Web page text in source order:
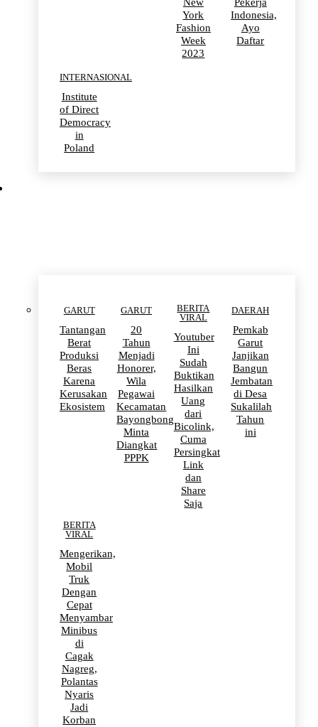
New
York
Fashion
Week
2023
Pekerja
Indonesia,
Ayo
Daftar
INTERNASIONAL
Institute
of Direct
Democracy
in
Poland
GARUT
Tantangan
Berat
Produksi
Beras
Karena
Kerusakan
Ekosistem
GARUT
20
Tahun
Menjadi
Honorer,
Wila
Pegawai
Kecamatan
Bayongbong
Minta
Diangkat
PPPK
BERITA
VIRAL
Youtuber
Ini
Sudah
Buktikan
Hasilkan
Uang
dari
Bicolink,
Cuma
Persingkat
Link
dan
Share
Saja
DAERAH
Pemkab
Garut
Janjikan
Bangun
Jembatan
di Desa
Sukalilah
Tahun
ini
BERITA
VIRAL
Mengerikan,
Mobil
Truk
Dengan
Cepat
Menyambar
Minibus
di
Cagak
Nagreg,
Polantas
Nyaris
Jadi
Korban